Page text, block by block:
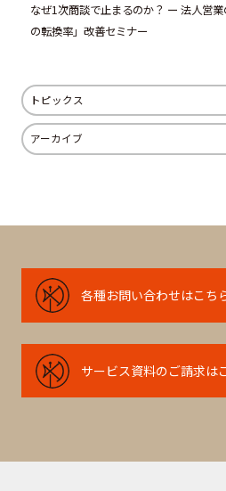
なぜ1次商談で止まるのか？ ー 法人営
の転換率」改善セミナー
トピックス
アーカイブ
各種お問い合わせはこち
サービス資料のご請求は